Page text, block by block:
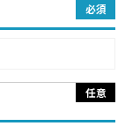
必須
任意